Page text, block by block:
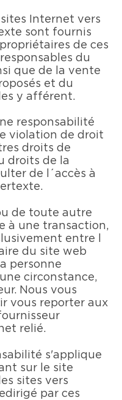
Internet vers
sont fournis
de ces
du
que de la vente
et du
y afférent.
responsabilité
violation de droit
droits de
droits de la
de l´accès à
de toute autre
à une transaction,
entre l
du site web
personne
circonstance,
Nous vous
vous reporter aux
relié.
s'applique
sur le site
sites vers
par ces